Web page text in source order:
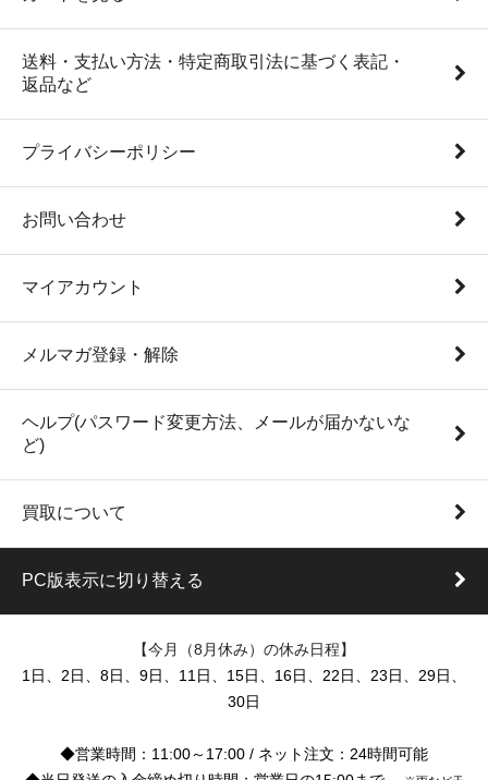
送料・支払い方法・特定商取引法に基づく表記・
返品など
プライバシーポリシー
お問い合わせ
マイアカウント
メルマガ登録・解除
ヘルプ(パスワード変更方法、メールが届かないな
ど)
買取について
PC版表示に切り替える
【今月（8月休み）の休み日程】
1日、2日、8日、9日、11日、15日、16日、22日、23日、29日、
30日
◆営業時間：11:00～17:00 / ネット注文：24時間可能